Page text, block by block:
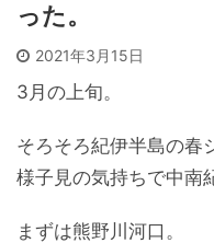
った。
2021年3月15日
3月の上旬。
そろそろ紀伊半島の春
様子見の気持ちで中南
まずは熊野川河口。